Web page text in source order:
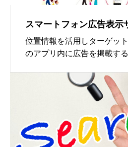
スマートフォン広告表示
位置情報を活用しターゲッ
のアプリ内に広告を掲載す